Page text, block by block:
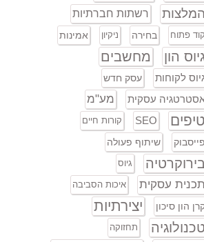
המלצות
רשתות חברתיות
קוד פתוח בחירה ניקיון אמינות
הון מחשבים
לקוחות עסק חדש
עסקית מע"מ
טיפים SEO קורות חיים
פייסבוק שיתוף פעולה
גיוס
תכנית עסקית איכות הסביבה
הון סיכון יצירתיות
טכנולוגיה תחזוקה